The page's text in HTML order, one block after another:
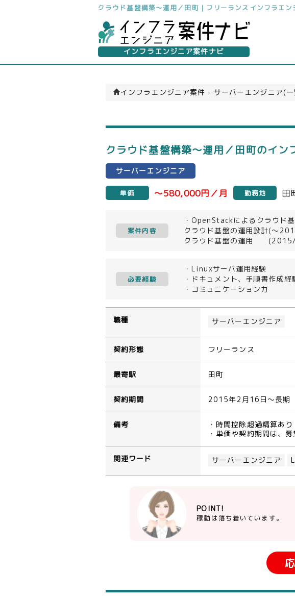
クラウド基盤構築～運用／田町｜フリーランスインフラエン
インフラエンジニア案件ナビ
インフラエンジニア案件 › サーバーエンジニア(
クラウド基盤構築～運用／田町のイン
サーバーエンジニア
単価 ～580,000円／月 勤務地 田
案件内容
・OpenStackによるクラウド
クラウド基盤の運用設計(～
クラウド基盤の運用 (2015/
必要経験
・Linuxサーバ運用経験
・ドキュメント、手順書作成経
・コミュニケーション力
職種 サーバーエンジニア
契約形態 フリーランス
最寄駅 田町
契約期間 2015年2月16日～長期
備考
・時間控除超過精算あり
・単価や契約期間は、
関連ワード サーバーエンジニア
POINT!
稼動は落ち着いています。